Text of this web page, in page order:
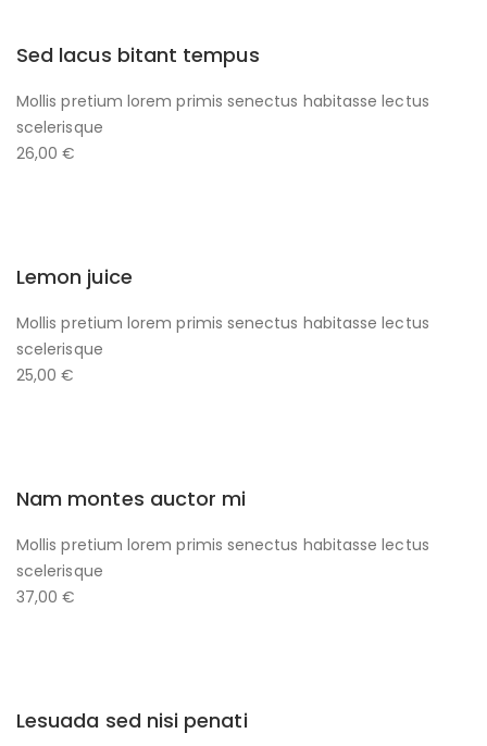
Sed lacus bitant tempus
Mollis pretium lorem primis senectus habitasse lectus
scelerisque
26,00 €
Lemon juice
Mollis pretium lorem primis senectus habitasse lectus
scelerisque
25,00 €
Nam montes auctor mi
Mollis pretium lorem primis senectus habitasse lectus
scelerisque
37,00 €
Lesuada sed nisi penati